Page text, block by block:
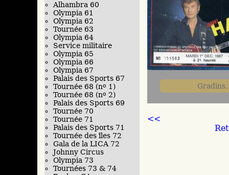
<<
Alhambra 60
Olympia 61
Olympia 62
Tournée 63
Olympia 64
Service militaire
Olympia 65
Olympia 66
Olympia 67
Palais des Sports 67
Tournée 68 (no 1)
Tournée 68 (no 2)
Palais des Sports 69
Tournée 70
Tournée 71
Palais des Sports 71
Tournée des îles 72
Gala de la LICA 72
Johnny Circus
Olympia 73
Tournées 73 & 74